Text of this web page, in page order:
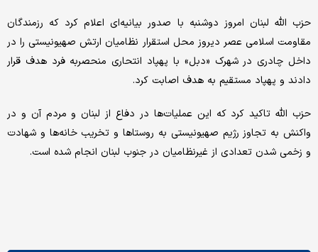
حزب الله لبنان امروز دوشنبه با صدور بیانیه‌ای اعلام کرد که رزمندگان
مقاومت اسلامی عصر دیروز محل استقرار نظامیان ارتش صهیونیستی را در
داخل چادری در شهرک «دبل» با پهپاد انتحاری منحصربه فرد هدف قرار
دادند و پهپاد مستقیم به هدف اصابت کرد.
حزب الله تاکید کرد که این عملیات‌‌ها در دفاع از لبنان و مردم آن و در
واکنش به تجاوز رژیم صهیونیستی به روستاها و تخریب خانه‌ها و شهادت
و زخمی شدن تعدادی از غیرنظامیان در جنوب لبنان انجام شده است.